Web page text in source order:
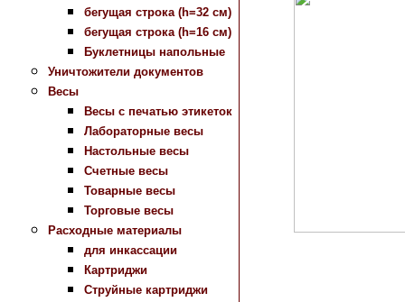
бегущая строка (h=32 см)
бегущая строка (h=16 см)
Буклетницы напольные
Уничтожители документов
Весы
Весы с печатью этикеток
Лабораторные весы
Настольные весы
Счетные весы
Товарные весы
Торговые весы
Расходные материалы
для инкассации
Картриджи
Струйные картриджи